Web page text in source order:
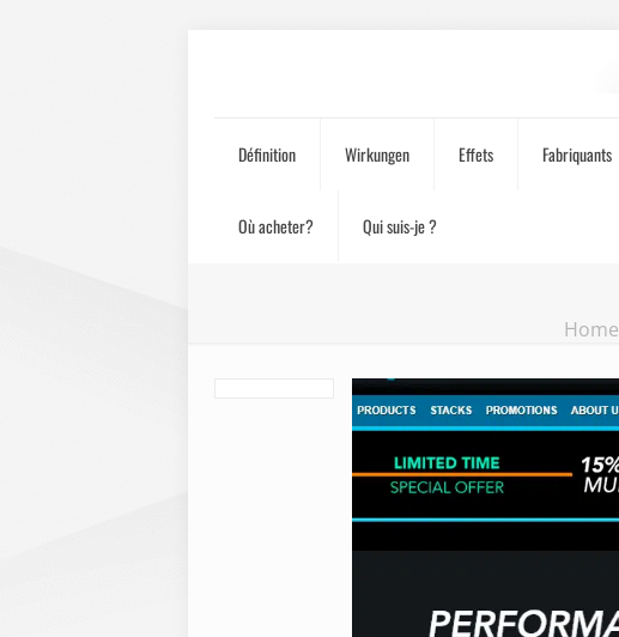
Définition Wirkungen Effets Fabriquants
Où acheter? Qui suis-je ?
Home